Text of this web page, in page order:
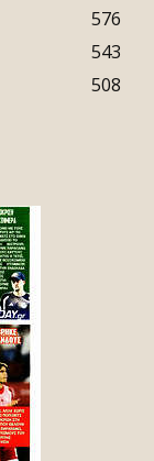
576
543
508